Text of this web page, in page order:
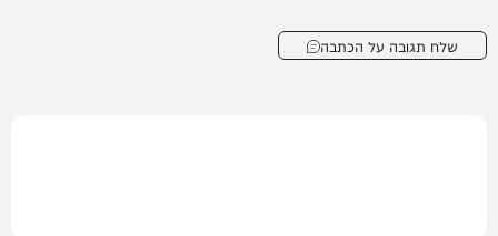
שלח תגובה על הכתבה